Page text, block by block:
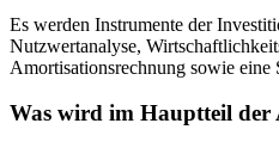
Es werden Instrumente der
Nutzwertanalyse,
Amortisationsrechnung sowie eine
Was wird im Hauptteil der